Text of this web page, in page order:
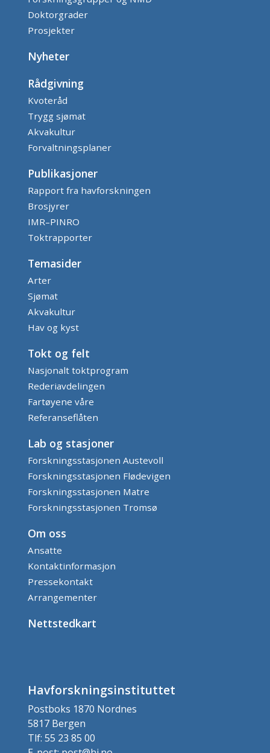
Doktorgrader
Prosjekter
Nyheter
Rådgivning
Kvoteråd
Trygg sjømat
Akvakultur
Forvaltningsplaner
Publikasjoner
Rapport fra havforskningen
Brosjyrer
IMR–PINRO
Toktrapporter
Temasider
Arter
Sjømat
Akvakultur
Hav og kyst
Tokt og felt
Nasjonalt toktprogram
Rederiavdelingen
Fartøyene våre
Referanseflåten
Lab og stasjoner
Forskningsstasjonen Austevoll
Forskningsstasjonen Flødevigen
Forskningsstasjonen Matre
Forskningsstasjonen Tromsø
Om oss
Ansatte
Kontaktinformasjon
Pressekontakt
Arrangementer
Nettstedkart
Havforskningsinstituttet
Postboks 1870 Nordnes
5817 Bergen
Tlf: 55 23 85 00